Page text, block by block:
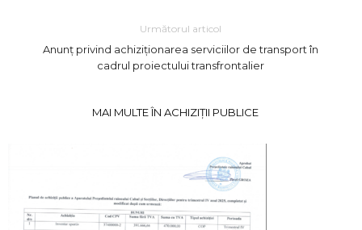
Următorul articol
Anunț privind achiziționarea serviciilor de transport în
cadrul proiectului transfrontalier
MAI MULTE ÎN ACHIZIȚII PUBLICE